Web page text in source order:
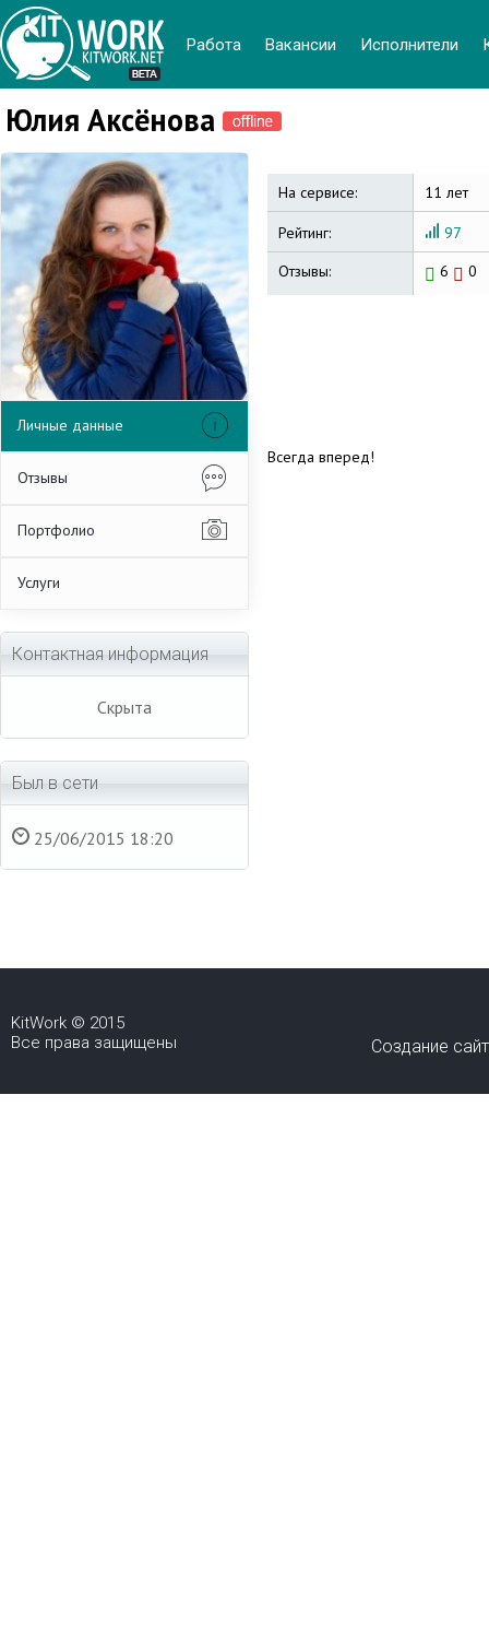
Работа Вакансии Иcполнители
Юлия Аксёнова
Личные данные
Отзывы
Портфолио
Услуги
Контактная информация
Скрыта
Был в сети
25/06/2015 18:20
На сервисе: 11 лет
Рейтинг:
97
Отзывы:
6 0
Всегда вперед!
KitWork © 2015
Все права защищены
Создание